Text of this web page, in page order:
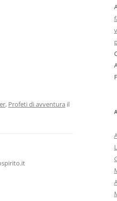
, Profeti di avventura il